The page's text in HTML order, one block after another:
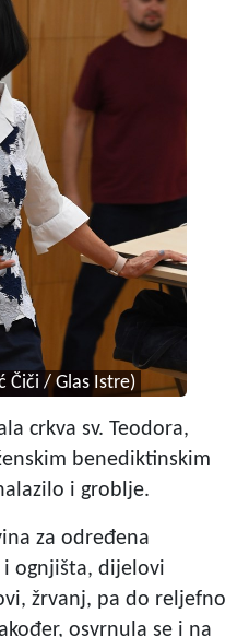
Čiči / Glas Istre)
crkva sv. Teodora,
benediktinskim
i groblje.
za određena
ognjišta, dijelovi
žrvanj, pa do reljefno
osvrnula se i na